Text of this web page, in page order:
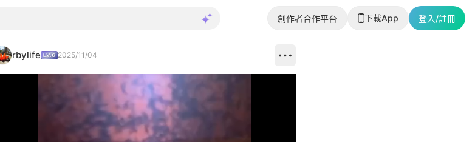
創作者合作平台 下載App 登入/註冊
rbylife 2025/11/04